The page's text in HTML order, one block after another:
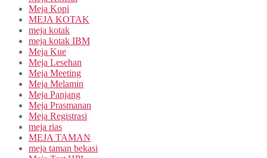
Meja Kopi
MEJA KOTAK
meja kotak
meja kotak IBM
Meja Kue
Meja Lesehan
Meja Meeting
Meja Melamin
Meja Panjang
Meja Prasmanan
Meja Registrasi
meja rias
MEJA TAMAN
meja taman bekasi